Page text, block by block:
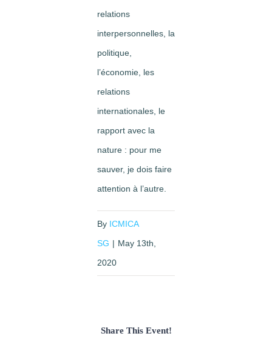
relations
interpersonnelles, la
politique,
l’économie, les
relations
internationales, le
rapport avec la
nature : pour me
sauver, je dois faire
attention à l’autre.
By ICMICA
SG | May 13th,
2020
Share This Event!